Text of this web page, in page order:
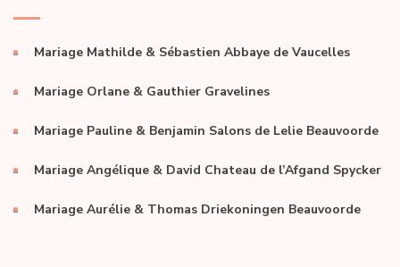
Mariage Mathilde & Sébastien Abbaye de Vaucelles
Mariage Orlane & Gauthier Gravelines
Mariage Pauline & Benjamin Salons de Lelie Beauvoorde
Mariage Angélique & David Chateau de l’Afgand Spycker
Mariage Aurélie & Thomas Driekoningen Beauvoorde